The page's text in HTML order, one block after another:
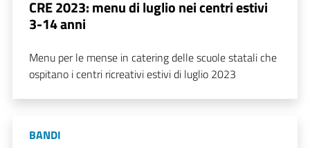
CRE 2023: menu di luglio nei centri estivi
3-14 anni
Menu per le mense in catering delle scuole statali che
ospitano i centri ricreativi estivi di luglio 2023
BANDI